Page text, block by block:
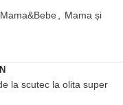
, Mama și
la scutec la olita super